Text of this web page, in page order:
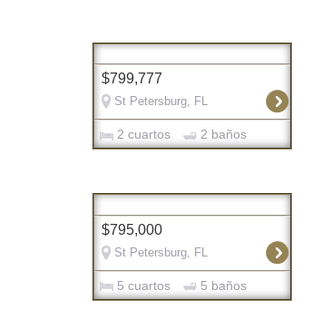
$799,777
St Petersburg, FL
2 cuartos 2 baños
$795,000
St Petersburg, FL
5 cuartos 5 baños